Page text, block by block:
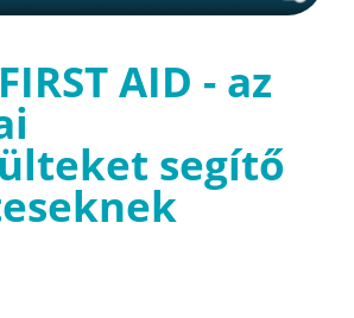
AID - az
segítő